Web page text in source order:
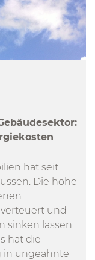
hat seit
Die hohe
und
sinken lassen.
hat die
in ungeahnte